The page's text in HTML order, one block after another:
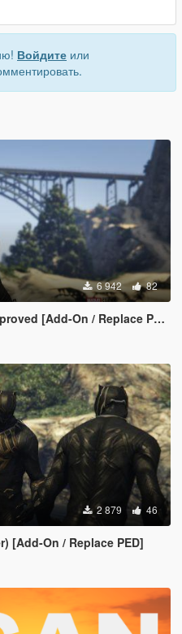
Войдите или
6 942 82
[Add-On / Replace PED]
2 879 46
[Add-On / Replace PED]